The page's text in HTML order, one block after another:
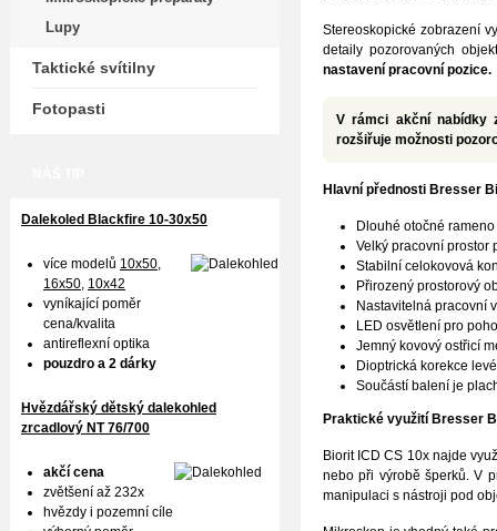
Stereoskopické zobrazení
detaily pozorovaných
nastavení pracovní pozice.
V rámci akční nabídky
rozšiřuje možnosti
Hlavní přednosti Bresser
Dlouhé otočné
Velký pracovní prostor
Stabilní celokovová
Přirozený prostorový
Nastavitelná pracovní
LED osvětlení pro
Jemný kovový ostřicí
Dioptrická korekce
Součástí balení je
Praktické využití Bresser
Biorit ICD CS 10x najde
nebo při výrobě šperků. V
manipulaci s nástroji pod
Lupy
Taktické svítilny
Fotopasti
Dalekoled Blackfire 10-30x50
více modelů 10x50,
16x50, 10x42
vyníkající poměr
cena/kvalita
antireflexní optika
pouzdro a 2 dárky
Hvězdářský dětský dalekohled
zrcadlový NT 76/700
akčí cena
zvětšení až 232x
hvězdy i pozemní cíle